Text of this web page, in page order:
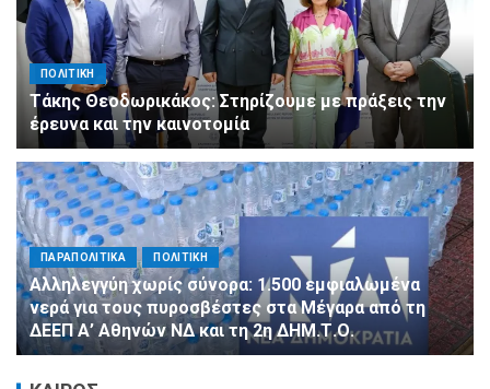
ΠΟΛΙΤΙΚΗ
Τάκης Θεοδωρικάκος: Στηρίζουμε με πράξεις την
έρευνα και την καινοτομία
ΠΑΡΑΠΟΛΙΤΙΚΑ ΠΟΛΙΤΙΚΗ
Αλληλεγγύη χωρίς σύνορα: 1.500 εμφιαλωμένα
νερά για τους πυροσβέστες στα Μέγαρα από τη
ΔΕΕΠ Α’ Αθηνών ΝΔ και τη 2η ΔΗΜ.Τ.Ο.